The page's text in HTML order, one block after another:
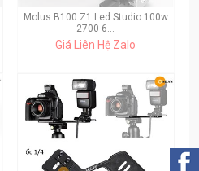
Molus B100 Z1 Led Studio 100w
2700-6...
Giá Liên Hệ Zalo